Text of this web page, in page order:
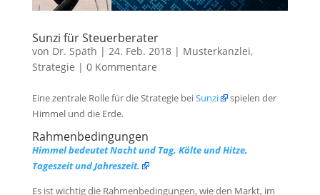
Sunzi für Steuerberater
von Dr. Späth | 24. Feb. 2018| Musterkanzlei,
Strategie | 0 Kommentare
Eine zentrale Rolle für die Strategie beiSunzi
spielen der
Himmel und die Erde.
Rahmenbedingungen
Himmel bedeutet Nacht und Tag, Kälte und Hitze,
Tageszeit und Jahreszeit.
Es ist wichtig die Rahmenbedingungen, wie den Markt, im